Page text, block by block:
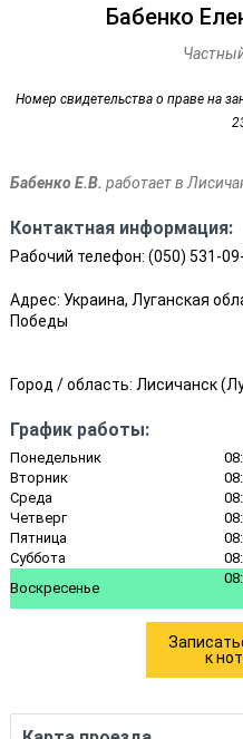
Бабенко
Номер свидетельства о праве на
Бабенко Е.В. работает в
Контактная информация:
Рабочий телефон: (050) 531-
Адрес: Украина, Луганская
Победы
Город / область: Лисичанск(
График работы:
Понедельник
Вторник
Среда
Четверг
Пятница
Суббота
Воскресенье
к